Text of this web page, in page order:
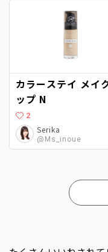
カラーステイ メイ
ップ N
2
Serika
@Ms_inoue